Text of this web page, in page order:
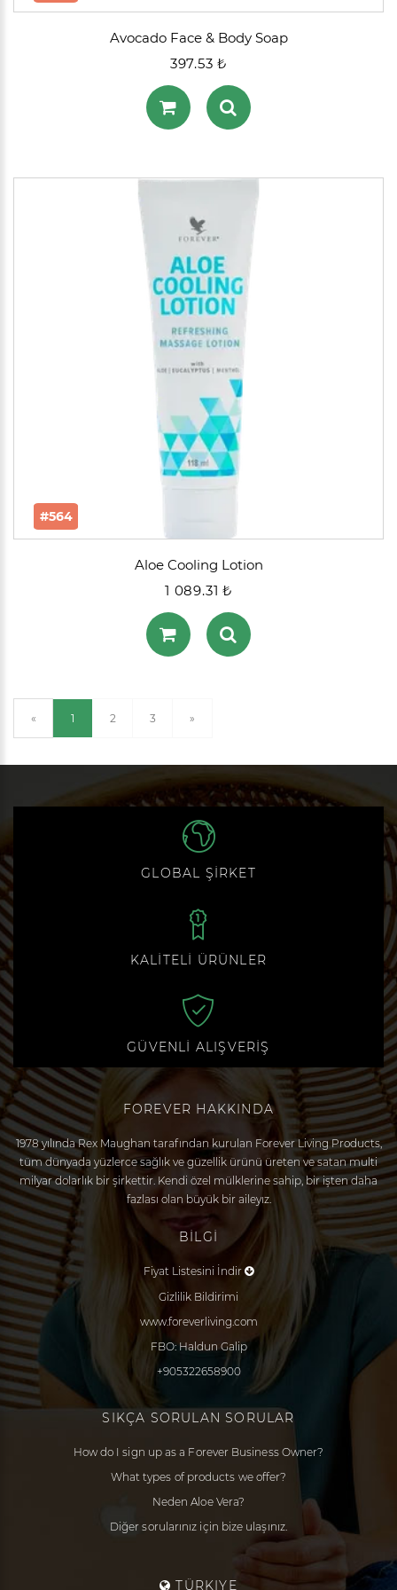
Avocado Face & Body Soap
397.53 ₺
#564
Aloe Cooling Lotion
1 089.31 ₺
« 1 (current)
2 3 »
GLOBAL ŞİRKET
KALİTELİ ÜRÜNLER
GÜVENLİ ALIŞVERİŞ
FOREVER HAKKINDA
1978 yılında Rex Maughan tarafından kurulan Forever Living Products,
tüm dünyada yüzlerce sağlık ve güzellik ürünü üreten ve satan multi
milyar dolarlık bir şirkettir. Kendi özel mülklerine sahip, bir işten daha
fazlası olan büyük bir aileyız.
BİLGİ
Fiyat Listesini İndir
Gizlilik Bildirimi
www.foreverliving.com
FBO: Haldun Galip
+905322658900
SIKÇA SORULAN SORULAR
How do I sign up as a Forever Business Owner?
What types of products we offer?
Neden Aloe Vera?
Diğer sorularınız için bize ulaşınız.
TÜRKIYE